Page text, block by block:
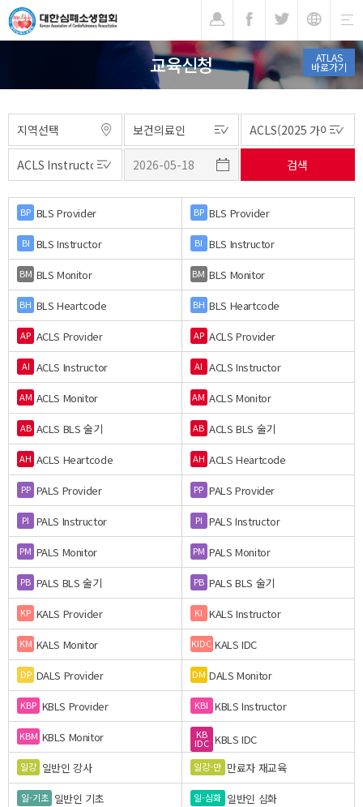
ATLAS
바로가기
교육신청
BP BLS Provider BP BLS Provider
BI BLS Instructor BI BLS Instructor
BM BLS Monitor BM BLS Monitor
BH BLS Heartcode BH BLS Heartcode
AP ACLS Provider AP ACLS Provider
AI ACLS Instructor AI ACLS Instructor
AM ACLS Monitor AM ACLS Monitor
AB ACLS BLS 술기 AB ACLS BLS 술기
AH ACLS Heartcode AH ACLS Heartcode
PP PALS Provider PP PALS Provider
PI PALS Instructor PI PALS Instructor
PM PALS Monitor PM PALS Monitor
PB PALS BLS 술기 PB PALS BLS 술기
KP KALS Provider KI KALS Instructor
KM KALS Monitor KIDC KALS IDC
DP DALS Provider DM DALS Monitor
KBP KBLS Provider KBI KBLS Instructor
KBM KBLS Monitor KB
IDC KBLS IDC
일강 일반인 강사 일강-만 만료자 재교육
일-기초 일반인 기초 일-심화 일반인 심화